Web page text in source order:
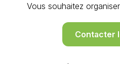
Vous souhaitez
Contacter